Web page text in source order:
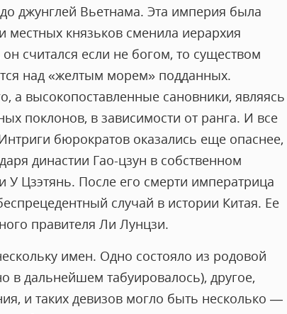
джунглей Вьетнама. Эта империя была
местных князьков сменила иерархия
считался если не богом, то существом
над «желтым морем» подданных.
а высокопоставленные сановники, являясь
поклонов, в зависимости от ранга. И все
бюрократов оказались еще опаснее,
династии Гао-цзун в собственном
Цзэтянь. После его смерти императрица
случай в истории Китая. Ее
правителя Ли Лунцзи.
имен. Одно состояло из родовой
дальнейшем табуировалось), другое,
и таких девизов могло быть несколько —